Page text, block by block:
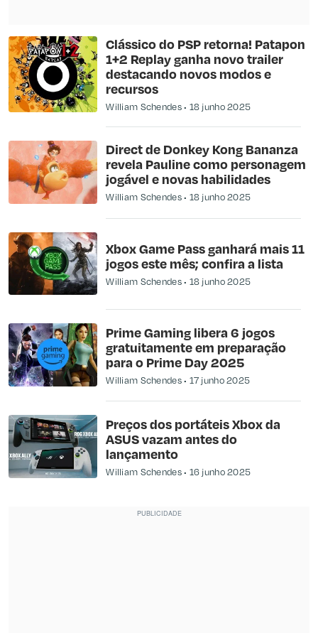
Clássico do PSP retorna! Patapon
1+2 Replay ganha novo trailer
destacando novos modos e
recursos
William Schendes 18 junho 2025
Direct de Donkey Kong Bananza
revela Pauline como personagem
jogável e novas habilidades
William Schendes 18 junho 2025
Xbox Game Pass ganhará mais 11
jogos este mês; confira a lista
William Schendes 18 junho 2025
Prime Gaming libera 6 jogos
gratuitamente em preparação
para o Prime Day 2025
William Schendes 17 junho 2025
Preços dos portáteis Xbox da
ASUS vazam antes do
lançamento
William Schendes 16 junho 2025